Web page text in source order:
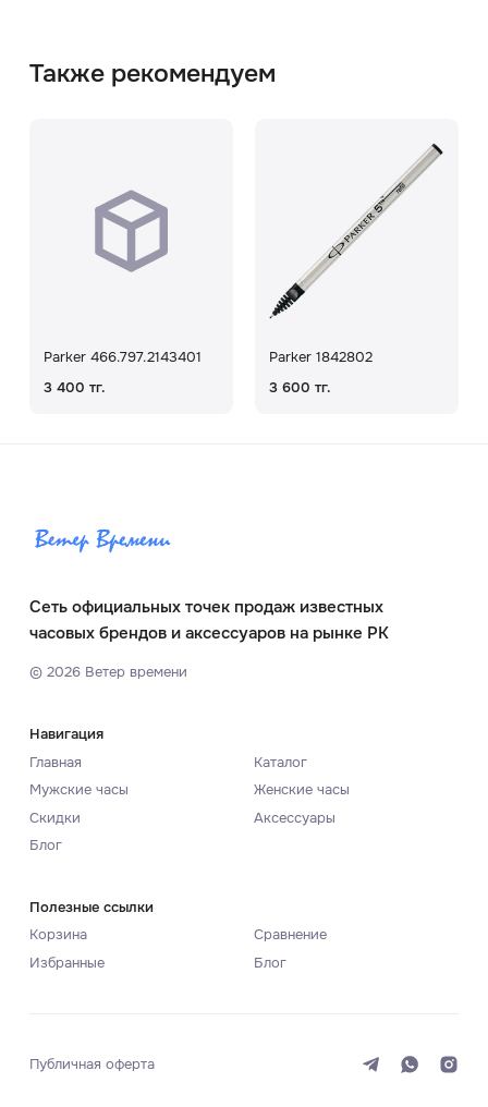
Также рекомендуем
Parker 466.797.2143401
3 400 тг.
Parker 1842802
3 600 тг.
Сеть официальных точек продаж известных
часовых брендов и аксессуаров на рынке РК
© 2026Ветер времени
Навигация
Главная
Каталог
Мужские часы
Женские часы
Скидки
Аксессуары
Блог
Полезные ссылки
Корзина
Сравнение
Избранные
Блог
Публичная оферта Светлая